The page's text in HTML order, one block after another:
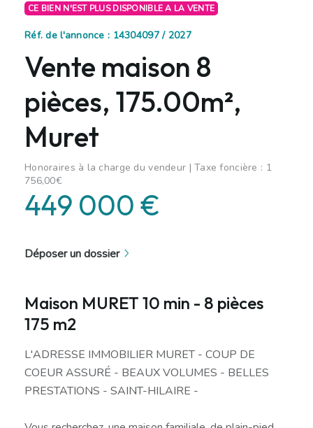
CE BIEN N'EST PLUS DISPONIBLE A LA VENTE
Réf. de l'annonce : 14304097 / 2027
Vente maison 8
pièces, 175.00m²,
Muret
Honoraires à la charge du vendeur | Taxe foncière : 1
756,00€
449 000 €
Déposer un dossier
Maison MURET 10 min - 8 pièces
175 m2
L'ADRESSE IMMOBILIER MURET - COUP DE
COEUR ASSURÉ - BEAUX VOLUMES - BELLES
PRESTATIONS - SAINT-HILAIRE -